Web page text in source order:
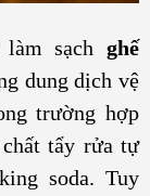
sạch ghế
dung dịch vệ
trường hợp
tẩy rửa tự
soda. Tuy